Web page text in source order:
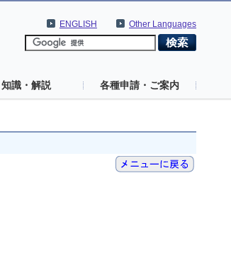
Other Languages
ENGLISH
知識・解説 各種申請・ご案内